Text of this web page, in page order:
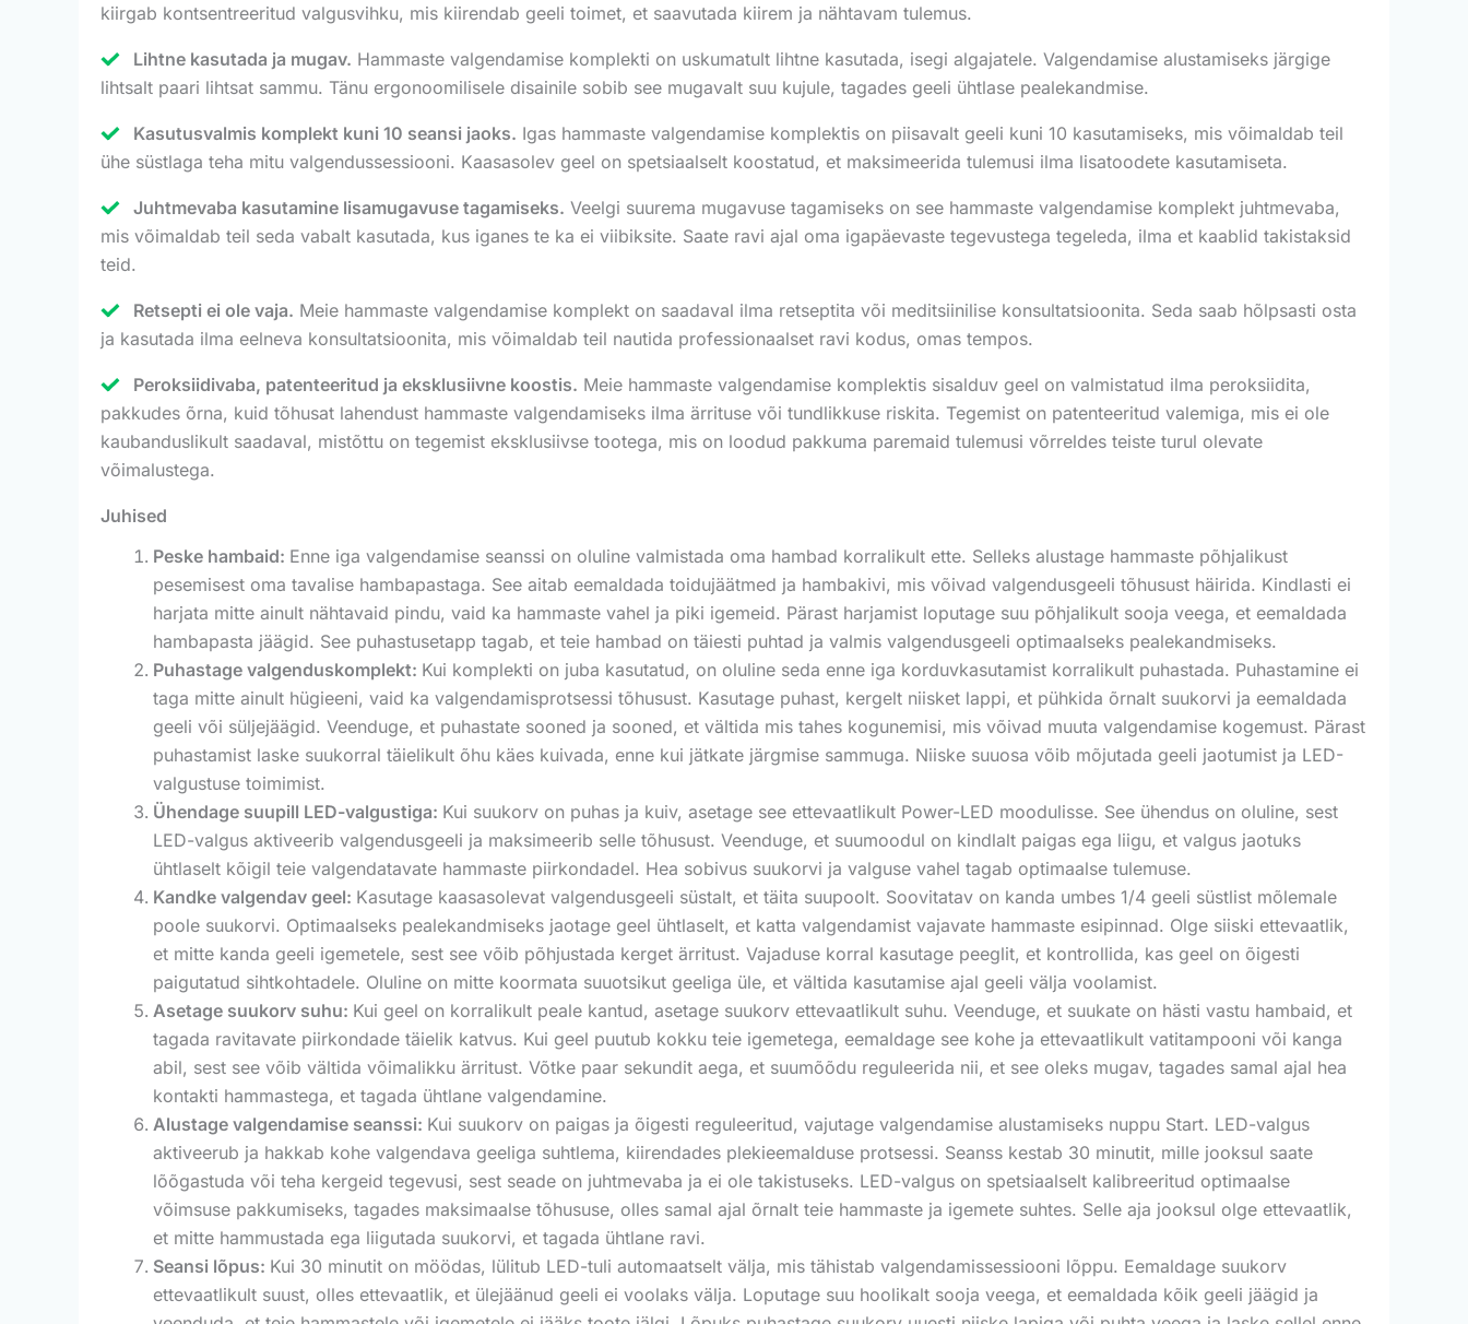
kiirgab kontsentreeritud valgusvihku, mis kiirendab geeli toimet, et saavutada kiirem ja nähtavam tulemus.
Lihtne kasutada ja mugav. Hammaste valgendamise komplekti on uskumatult lihtne kasutada, isegi algajatele. Valgendamise alustamiseks järgige
lihtsalt paari lihtsat sammu. Tänu ergonoomilisele disainile sobib see mugavalt suu kujule, tagades geeli ühtlase pealekandmise.
Kasutusvalmis komplekt kuni 10 seansi jaoks. Igas hammaste valgendamise komplektis on piisavalt geeli kuni 10 kasutamiseks, mis võimaldab teil
ühe süstlaga teha mitu valgendussessiooni. Kaasasolev geel on spetsiaalselt koostatud, et maksimeerida tulemusi ilma lisatoodete kasutamiseta.
Juhtmevaba kasutamine lisamugavuse tagamiseks. Veelgi suurema mugavuse tagamiseks on see hammaste valgendamise komplekt juhtmevaba,
mis võimaldab teil seda vabalt kasutada, kus iganes te ka ei viibiksite. Saate ravi ajal oma igapäevaste tegevustega tegeleda, ilma et kaablid takistaksid
teid.
Retsepti ei ole vaja. Meie hammaste valgendamise komplekt on saadaval ilma retseptita või meditsiinilise konsultatsioonita. Seda saab hõlpsasti osta
ja kasutada ilma eelneva konsultatsioonita, mis võimaldab teil nautida professionaalset ravi kodus, omas tempos.
Peroksiidivaba, patenteeritud ja eksklusiivne koostis. Meie hammaste valgendamise komplektis sisalduv geel on valmistatud ilma peroksiidita,
pakkudes õrna, kuid tõhusat lahendust hammaste valgendamiseks ilma ärrituse või tundlikkuse riskita. Tegemist on patenteeritud valemiga, mis ei ole
kaubanduslikult saadaval, mistõttu on tegemist eksklusiivse tootega, mis on loodud pakkuma paremaid tulemusi võrreldes teiste turul olevate
võimalustega.
Juhised
Peske hambaid: Enne iga valgendamise seanssi on oluline valmistada oma hambad korralikult ette. Selleks alustage hammaste põhjalikust
pesemisest oma tavalise hambapastaga. See aitab eemaldada toidujäätmed ja hambakivi, mis võivad valgendusgeeli tõhusust häirida. Kindlasti ei
harjata mitte ainult nähtavaid pindu, vaid ka hammaste vahel ja piki igemeid. Pärast harjamist loputage suu põhjalikult sooja veega, et eemaldada
hambapasta jäägid. See puhastusetapp tagab, et teie hambad on täiesti puhtad ja valmis valgendusgeeli optimaalseks pealekandmiseks.
Puhastage valgenduskomplekt: Kui komplekti on juba kasutatud, on oluline seda enne iga korduvkasutamist korralikult puhastada. Puhastamine ei
taga mitte ainult hügieeni, vaid ka valgendamisprotsessi tõhusust. Kasutage puhast, kergelt niisket lappi, et pühkida õrnalt suukorvi ja eemaldada
geeli või süljejäägid. Veenduge, et puhastate sooned ja sooned, et vältida mis tahes kogunemisi, mis võivad muuta valgendamise kogemust. Pärast
puhastamist laske suukorral täielikult õhu käes kuivada, enne kui jätkate järgmise sammuga. Niiske suuosa võib mõjutada geeli jaotumist ja LED-
valgustuse toimimist.
Ühendage suupill LED-valgustiga: Kui suukorv on puhas ja kuiv, asetage see ettevaatlikult Power-LED moodulisse. See ühendus on oluline, sest
LED-valgus aktiveerib valgendusgeeli ja maksimeerib selle tõhusust. Veenduge, et suumoodul on kindlalt paigas ega liigu, et valgus jaotuks
ühtlaselt kõigil teie valgendatavate hammaste piirkondadel. Hea sobivus suukorvi ja valguse vahel tagab optimaalse tulemuse.
Kandke valgendav geel: Kasutage kaasasolevat valgendusgeeli süstalt, et täita suupoolt. Soovitatav on kanda umbes 1/4 geeli süstlist mõlemale
poole suukorvi. Optimaalseks pealekandmiseks jaotage geel ühtlaselt, et katta valgendamist vajavate hammaste esipinnad. Olge siiski ettevaatlik,
et mitte kanda geeli igemetele, sest see võib põhjustada kerget ärritust. Vajaduse korral kasutage peeglit, et kontrollida, kas geel on õigesti
paigutatud sihtkohtadele. Oluline on mitte koormata suuotsikut geeliga üle, et vältida kasutamise ajal geeli välja voolamist.
Asetage suukorv suhu: Kui geel on korralikult peale kantud, asetage suukorv ettevaatlikult suhu. Veenduge, et suukate on hästi vastu hambaid, et
tagada ravitavate piirkondade täielik katvus. Kui geel puutub kokku teie igemetega, eemaldage see kohe ja ettevaatlikult vatitampooni või kanga
abil, sest see võib vältida võimalikku ärritust. Võtke paar sekundit aega, et suumõõdu reguleerida nii, et see oleks mugav, tagades samal ajal hea
kontakti hammastega, et tagada ühtlane valgendamine.
Alustage valgendamise seanssi: Kui suukorv on paigas ja õigesti reguleeritud, vajutage valgendamise alustamiseks nuppu Start. LED-valgus
aktiveerub ja hakkab kohe valgendava geeliga suhtlema, kiirendades plekieemalduse protsessi. Seanss kestab 30 minutit, mille jooksul saate
lõõgastuda või teha kergeid tegevusi, sest seade on juhtmevaba ja ei ole takistuseks. LED-valgus on spetsiaalselt kalibreeritud optimaalse
võimsuse pakkumiseks, tagades maksimaalse tõhususe, olles samal ajal õrnalt teie hammaste ja igemete suhtes. Selle aja jooksul olge ettevaatlik,
et mitte hammustada ega liigutada suukorvi, et tagada ühtlane ravi.
Seansi lõpus: Kui 30 minutit on möödas, lülitub LED-tuli automaatselt välja, mis tähistab valgendamissessiooni lõppu. Eemaldage suukorv
ettevaatlikult suust, olles ettevaatlik, et ülejäänud geeli ei voolaks välja. Loputage suu hoolikalt sooja veega, et eemaldada kõik geeli jäägid ja